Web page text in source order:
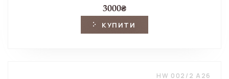
3000₴
КУПИТИ
HW 002/2 A26